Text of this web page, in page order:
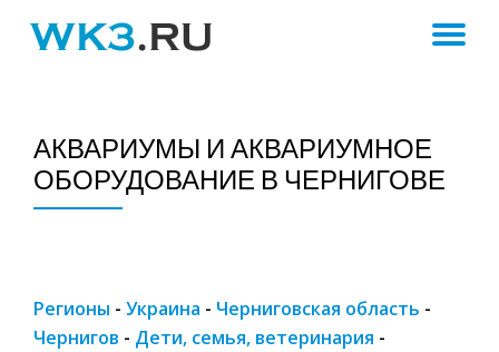
АКВАРИУМЫ И АКВАРИУМНОЕ
ОБОРУДОВАНИЕ В ЧЕРНИГОВЕ
Регионы - Украина - Черниговская область -
Чернигов - Дети, семья, ветеринария -